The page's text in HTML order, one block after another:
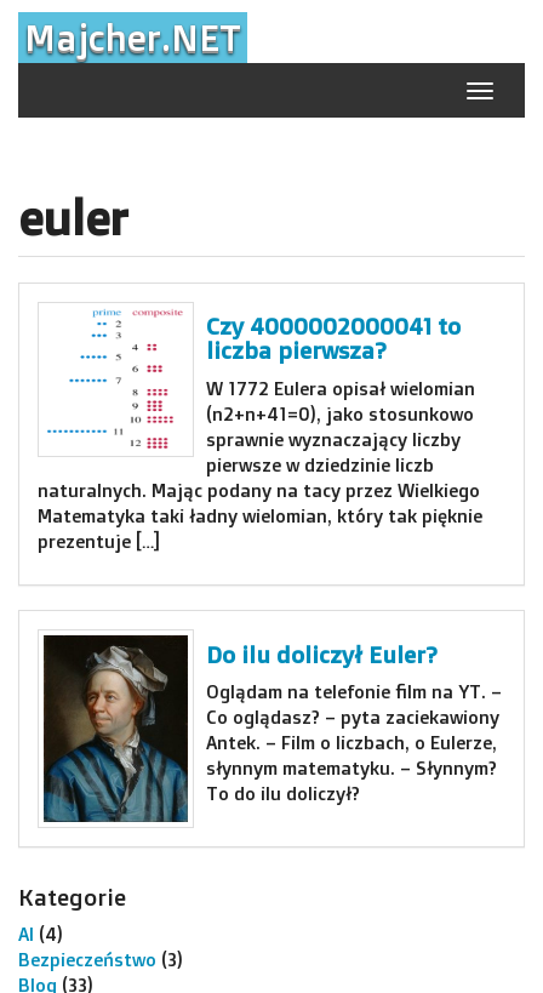
Skip
content
Majcher.NET
Toggle
euler
Czy 4000002000041 to
liczba pierwsza?
W 1772 Eulera opisał wielomian
(n2+n+41=0), jako stosunkowo
sprawnie wyznaczający liczby
pierwsze w dziedzinie liczb
naturalnych. Mając podany na tacy przez Wielkiego
Matematyka taki ładny wielomian, który tak pięknie
prezentuje […]
Do ilu doliczył Euler?
Oglądam na telefonie film na YT. –
Co oglądasz? – pyta zaciekawiony
Antek. – Film o liczbach, o Eulerze,
słynnym matematyku. – Słynnym?
To do ilu doliczył?
Kategorie
AI (4)
Bezpieczeństwo (3)
Blog (33)